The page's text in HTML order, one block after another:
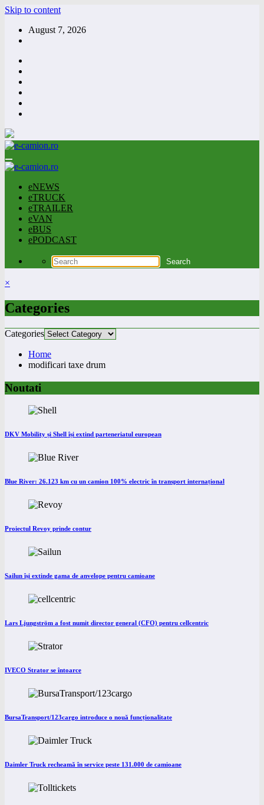
Skip to content
August 7, 2026
eNEWS
eTRUCK
eTRAILER
eVAN
eBUS
ePODCAST
×
Categories
Categories
Home
modificari taxe drum
Noutati
DKV Mobility și Shell își extind parteneriatul european
Blue River: 26.123 km cu un camion 100% electric în transport internațional
Proiectul Revoy prinde contur
Sailun își extinde gama de anvelope pentru camioane
Lars Ljungström a fost numit director general (CFO) pentru cellcentric
IVECO Strator se întoarce
BursaTransport/123cargo introduce o nouă funcționalitate
Daimler Truck recheamă în service peste 131.000 de camioane